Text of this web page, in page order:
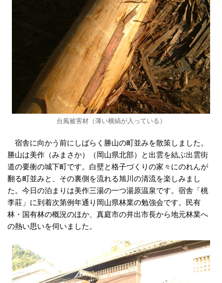
台風被害材（薄い横縞が入っている）
宿舎に向かう前にしばらく勝山の町並みを散策しました。
勝山は美作（みまさか）（岡山県北部）と出雲を結ぶ出雲街
道の要衝の城下町です。白壁と格子づくりの家々にのれんが
翻る町並みと、その裏側を流れる旭川の清流を楽しみまし
た。今日の泊まりは美作三湯の一つ湯原温泉です。宿舎「桃
李莊」に到着次第例年通り岡山県林業の勉強会です。民有
林・国有林の概況のほか、真庭市の井出市長から地元林業へ
の熱い思いを伺いました。